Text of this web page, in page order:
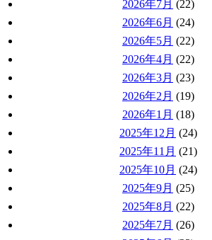
2026年7月 (22)
2026年6月 (24)
2026年5月 (22)
2026年4月 (22)
2026年3月 (23)
2026年2月 (19)
2026年1月 (18)
2025年12月 (24)
2025年11月 (21)
2025年10月 (24)
2025年9月 (25)
2025年8月 (22)
2025年7月 (26)